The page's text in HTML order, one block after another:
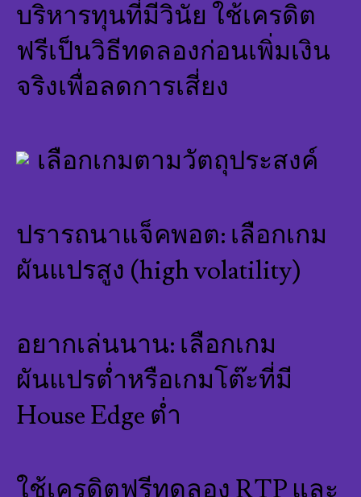
บริหารทุนที่มีวินัย ใช้เครดิต
ฟรีเป็นวิธีทดลองก่อนเพิ่มเงิน
จริงเพื่อลดการเสี่ยง
เลือกเกมตามวัตถุประสงค์
ปรารถนาแจ็คพอต: เลือกเกม
ผันแปรสูง (high volatility)
อยากเล่นนาน: เลือกเกม
ผันแปรต่ำหรือเกมโต๊ะที่มี
House Edge ต่ำ
ใช้เครดิตฟรีทดลอง RTP และ